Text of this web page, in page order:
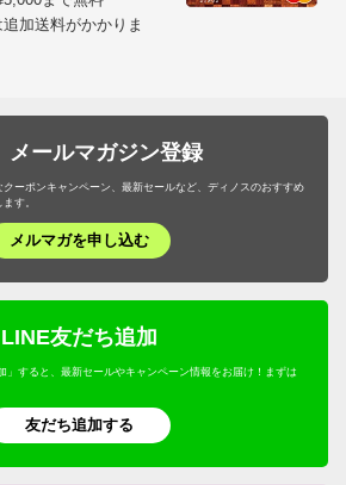
加送料がかかりま
メールマガジン登録
ーポンキャンペーン、最新セールなど、ディノスのおすすめ
す。
メルマガを申し込む
LINE友だち追加
」すると、最新セールやキャンペーン情報をお届け！まずは
友だち追加する